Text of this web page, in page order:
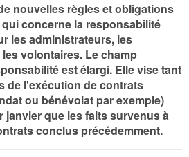
nouvelles règles et obligations
concerne la responsabilité
les administrateurs, les
volontaires. Le champ
est élargi. Elle vise tant
de l'exécution de contrats
ou bénévolat par exemple)
janvier que les faits survenus à
conclus précédemment.